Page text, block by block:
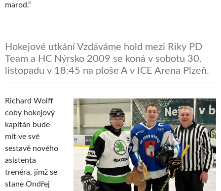
marod.“
Hokejové utkání Vzdáváme hold mezi Riky PD
Team a HC Nýrsko 2009 se koná v sobotu 30.
listopadu v 18:45 na ploše A v ICE Arena Plzeň.
Richard Wolff
coby hokejový
kapitán bude
mít ve své
sestavě nového
asistenta
trenéra, jímž se
stane Ondřej